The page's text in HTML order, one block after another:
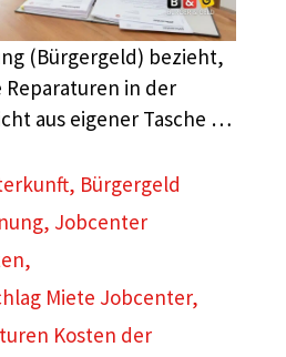
(Bürgergeld) bezieht,
in der
aus eigener Tasche …
, Bürgergeld
, Jobcenter
,
Miete Jobcenter,
Kosten der